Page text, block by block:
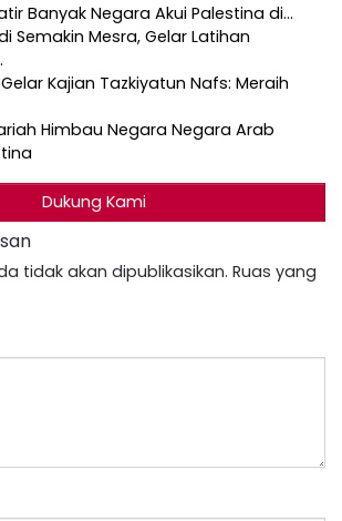
Banyak Negara Akui Palestina di…
Semakin Mesra, Gelar Latihan
Kajian Tazkiyatun Nafs: Meraih
Himbau Negara Negara Arab
Dukung Kami
tidak akan dipublikasikan. Ruas yang